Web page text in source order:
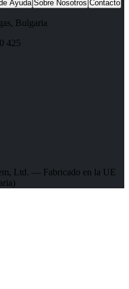
Ayuda Sobre Nosotros Contacto
, Bulgaria
425
Ltd. — Fabricado en la UE